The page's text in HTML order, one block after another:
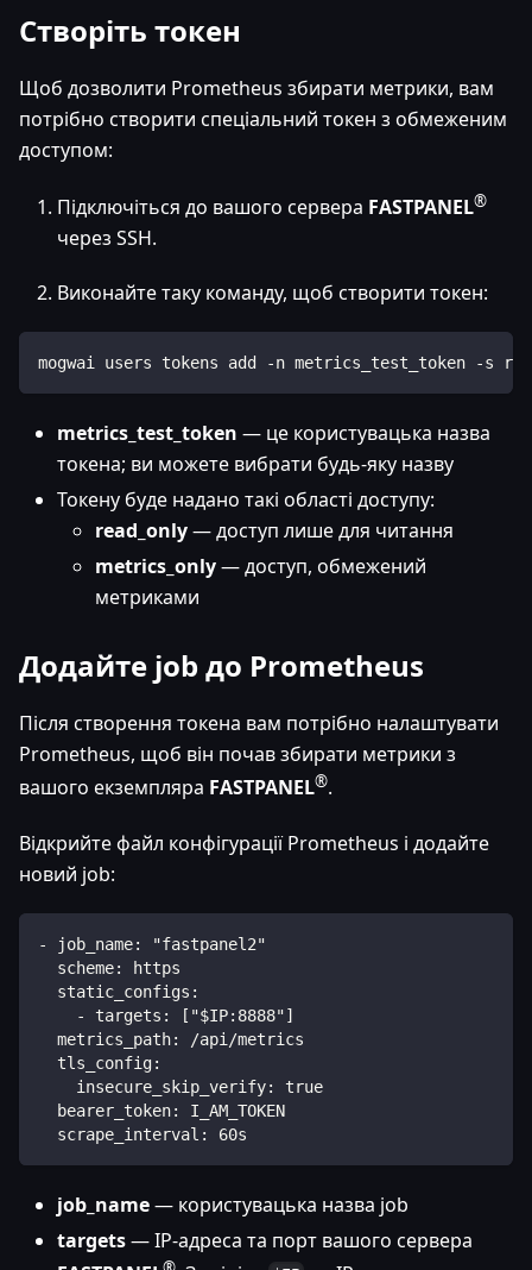
Створіть токен
Щоб дозволити Prometheus збирати метрики, вам
потрібно створити спеціальний токен з обмеженим
доступом:
Підключіться до вашого сервера FASTPANEL®
через SSH.
Виконайте таку команду, щоб створити токен:
mogwai users tokens add -n metrics_test_token -s
metrics_test_token — це користувацька назва
токена; ви можете вибрати будь-яку назву
Токену буде надано такі області доступу:
read_only— доступ лише для читання
metrics_only— доступ, обмежений
метриками
Додайте job до Prometheus
Після створення токена вам потрібно налаштувати
Prometheus, щоб він почав збирати метрики з
вашого екземпляра FASTPANEL®.
Відкрийте файл конфігурації Prometheus і додайте
новий job:
- job_name: "fastpanel2"
  scheme: https
  static_configs:
    - targets: ["$IP:8888"]
  metrics_path: /api/metrics
  tls_config:
    insecure_skip_verify: true
  bearer_token: I_AM_TOKEN
  scrape_interval: 60s
job_name— користувацька назва job
targets— IP-адреса та порт вашого сервера